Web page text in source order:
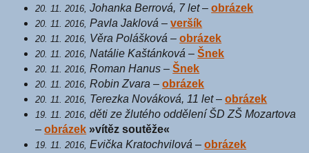
20. 11. 2016, Johanka Berrová, 7 let–obrázek
20. 11. 2016, Pavla Jaklová –veršík
20. 11. 2016, Věra Polášková –obrázek
20. 11. 2016, Natálie Kaštánková –Šnek
20. 11. 2016, Roman Hanus –Šnek
20. 11. 2016, Robin Zvara –obrázek
20. 11. 2016, Terezka Nováková, 11 let–obrázek
19. 11. 2016, děti ze žlutého oddělení ŠD ZŠ Mozartova
–obrázek »vítěz soutěže«
19. 11. 2016, Evička Kratochvilová –obrázek